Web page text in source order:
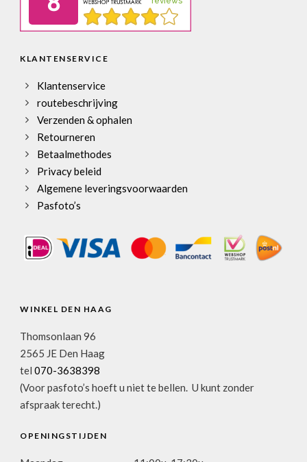
KLANTENSERVICE
Klantenservice
routebeschrijving
Verzenden & ophalen
Retourneren
Betaalmethodes
Privacy beleid
Algemene leveringsvoorwaarden
Pasfoto’s
WINKEL DEN HAAG
Thomsonlaan 96
2565 JE Den Haag
tel 070-3638398
(Voor pasfoto’s hoeft u niet te bellen. U kunt zonder
afspraak terecht.)
OPENINGSTIJDEN